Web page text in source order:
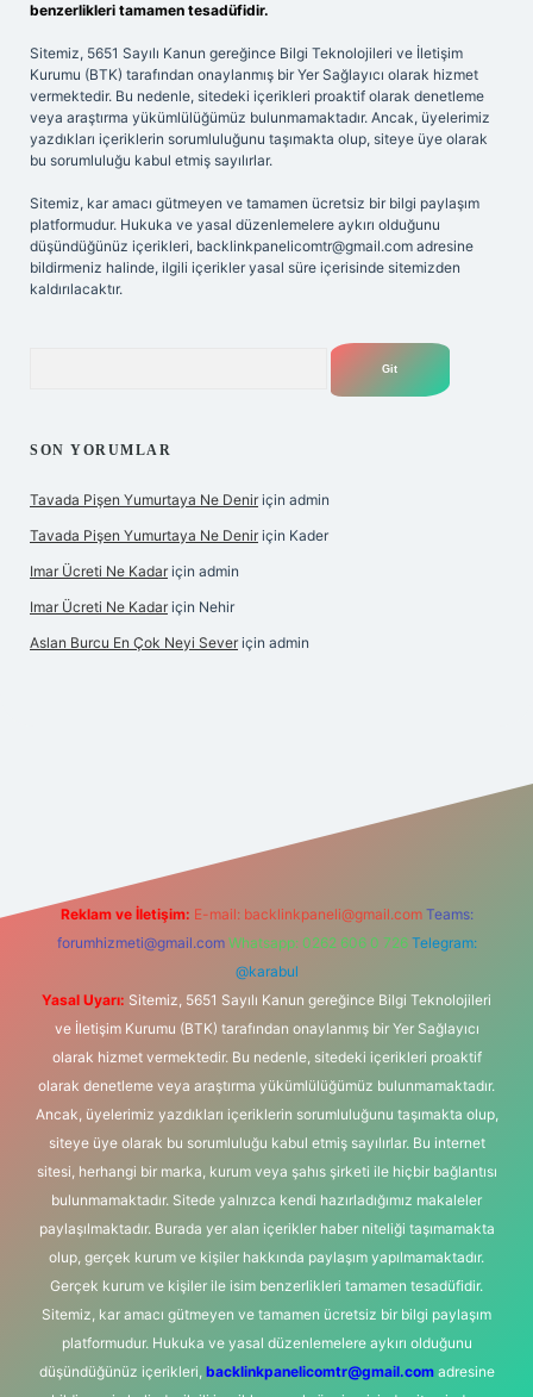
benzerlikleri tamamen tesadüfidir.
Sitemiz, 5651 Sayılı Kanun gereğince Bilgi Teknolojileri ve İletişim
Kurumu (BTK) tarafından onaylanmış bir Yer Sağlayıcı olarak hizmet
vermektedir. Bu nedenle, sitedeki içerikleri proaktif olarak denetleme
veya araştırma yükümlülüğümüz bulunmamaktadır. Ancak, üyelerimiz
yazdıkları içeriklerin sorumluluğunu taşımakta olup, siteye üye olarak
bu sorumluluğu kabul etmiş sayılırlar.
Sitemiz, kar amacı gütmeyen ve tamamen ücretsiz bir bilgi paylaşım
platformudur. Hukuka ve yasal düzenlemelere aykırı olduğunu
düşündüğünüz içerikleri, backlinkpanelicomtr@gmail.com adresine
bildirmeniz halinde, ilgili içerikler yasal süre içerisinde sitemizden
kaldırılacaktır.
SON YORUMLAR
Tavada Pişen Yumurtaya Ne Denir için admin
Tavada Pişen Yumurtaya Ne Denir için Kader
Imar Ücreti Ne Kadar için admin
Imar Ücreti Ne Kadar için Nehir
Aslan Burcu En Çok Neyi Sever için admin
elexbetgiris.org
Reklam ve İletişim: E-mail: backlinkpaneli@gmail.com Teams:
forumhizmeti@gmail.com Whatsapp: 0262 606 0 726 Telegram:
@karabul
Yasal Uyarı: Sitemiz, 5651 Sayılı Kanun gereğince Bilgi Teknolojileri
ve İletişim Kurumu (BTK) tarafından onaylanmış bir Yer Sağlayıcı
olarak hizmet vermektedir. Bu nedenle, sitedeki içerikleri proaktif
olarak denetleme veya araştırma yükümlülüğümüz bulunmamaktadır.
Ancak, üyelerimiz yazdıkları içeriklerin sorumluluğunu taşımakta olup,
siteye üye olarak bu sorumluluğu kabul etmiş sayılırlar. Bu internet
sitesi, herhangi bir marka, kurum veya şahıs şirketi ile hiçbir bağlantısı
bulunmamaktadır. Sitede yalnızca kendi hazırladığımız makaleler
paylaşılmaktadır. Burada yer alan içerikler haber niteliği taşımamakta
olup, gerçek kurum ve kişiler hakkında paylaşım yapılmamaktadır.
Gerçek kurum ve kişiler ile isim benzerlikleri tamamen tesadüfidir.
Sitemiz, kar amacı gütmeyen ve tamamen ücretsiz bir bilgi paylaşım
platformudur. Hukuka ve yasal düzenlemelere aykırı olduğunu
düşündüğünüz içerikleri, backlinkpanelicomtr@gmail.comadresine